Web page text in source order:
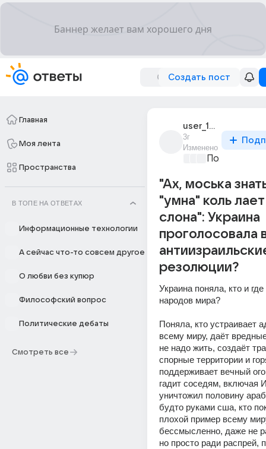
Создать пост
Главная
Моя лента
Пространства
В ТОПЕ НА ОТВЕТАХ
Информационные технологии
А сейчас что-то совсем другое
О любви без купюр
Философский вопрос
Политические дебаты
Смотреть все
user_1572329
3г
Изменено
"Ах, моська
"умна" коль
слона": Украина
проголосовала
резолюции?
Украина поняла, кто и
народов мира?
Поняла, кто устраивает
всему миру, даёт
не надо жить, создаёт
спорные территории и
поддерживает вечный
гадит соседям, включая
уничтожил половину
будто руками сша, кто
плохой пример всему
бессмысленно, даже не
но просто ради распрей,